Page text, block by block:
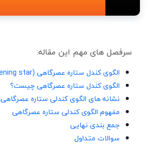
سرفصل های مهم این مقاله:
الگوی کندل ستاره عصرگاهی (Evening star)
الگوی کندل ستاره عصرگاهی چیست؟
نشانه های الگوی کندلی ستاره عصرگاهی
مفهوم الگوی کندلی ستاره عصرگاهی
جمع بندی نهایی
سوالات متداول